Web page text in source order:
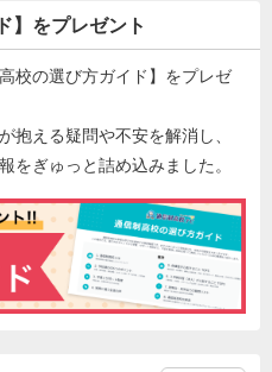
】をプレゼント
校の選び方ガイド】をプレゼ
抱える疑問や不安を解消し、
をぎゅっと詰め込みました。